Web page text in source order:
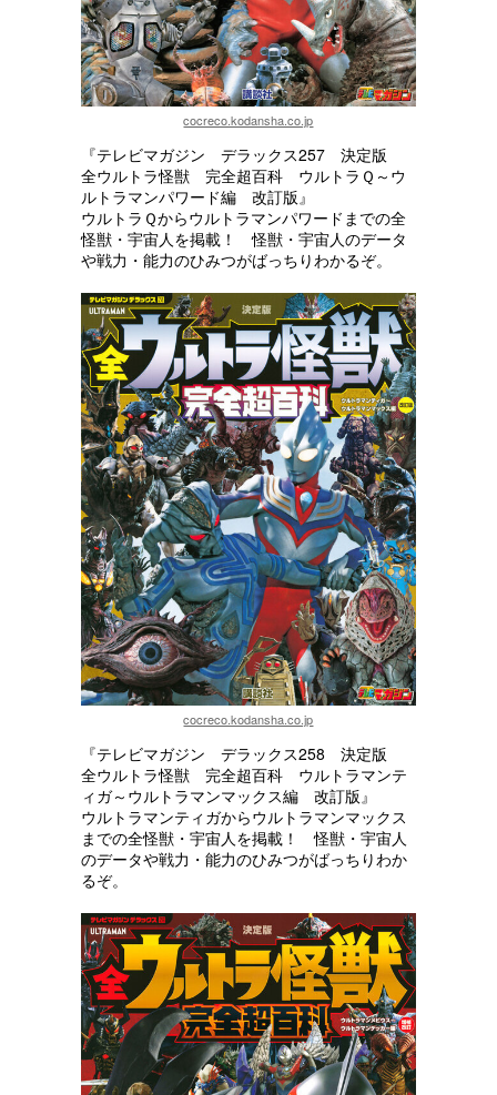
cocreco.kodansha.co.jp
『テレビマガジン デラックス257 決定版
全ウルトラ怪獣 完全超百科 ウルトラＱ～ウ
ルトラマンパワード編 改訂版』
ウルトラＱからウルトラマンパワードまでの全
怪獣・宇宙人を掲載！ 怪獣・宇宙人のデータ
や戦力・能力のひみつがばっちりわかるぞ。
cocreco.kodansha.co.jp
『テレビマガジン デラックス258 決定版
全ウルトラ怪獣 完全超百科 ウルトラマンテ
ィガ～ウルトラマンマックス編 改訂版』
ウルトラマンティガからウルトラマンマックス
までの全怪獣・宇宙人を掲載！ 怪獣・宇宙人
のデータや戦力・能力のひみつがばっちりわか
るぞ。